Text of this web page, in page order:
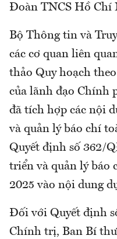
Đoàn TNCS Hồ Chí
Bộ Thông tin và
các cơ quan liên
thảo Quy hoạch
của lãnh đạo Chính
đã tích hợp các nội
và quản lý báo chí
Quyết định số 362/
triển và quản lý báo
2025 vào nội dung
Đối với Quyết định
Chính trị, Ban Bí